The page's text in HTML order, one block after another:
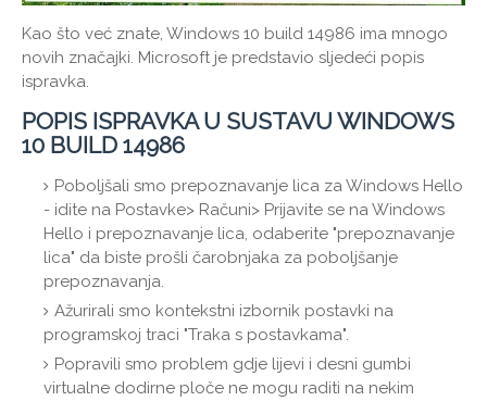
Kao što već znate, Windows 10 build 14986 ima mnogo
novih značajki. Microsoft je predstavio sljedeći popis
ispravka.
POPIS ISPRAVKA U SUSTAVU WINDOWS
10 BUILD 14986
Poboljšali smo prepoznavanje lica za Windows Hello
- idite na Postavke> Računi> Prijavite se na Windows
Hello i prepoznavanje lica, odaberite "prepoznavanje
lica" da biste prošli čarobnjaka za poboljšanje
prepoznavanja.
Ažurirali smo kontekstni izbornik postavki na
programskoj traci "Traka s postavkama".
Popravili smo problem gdje lijevi i desni gumbi
virtualne dodirne ploče ne mogu raditi na nekim